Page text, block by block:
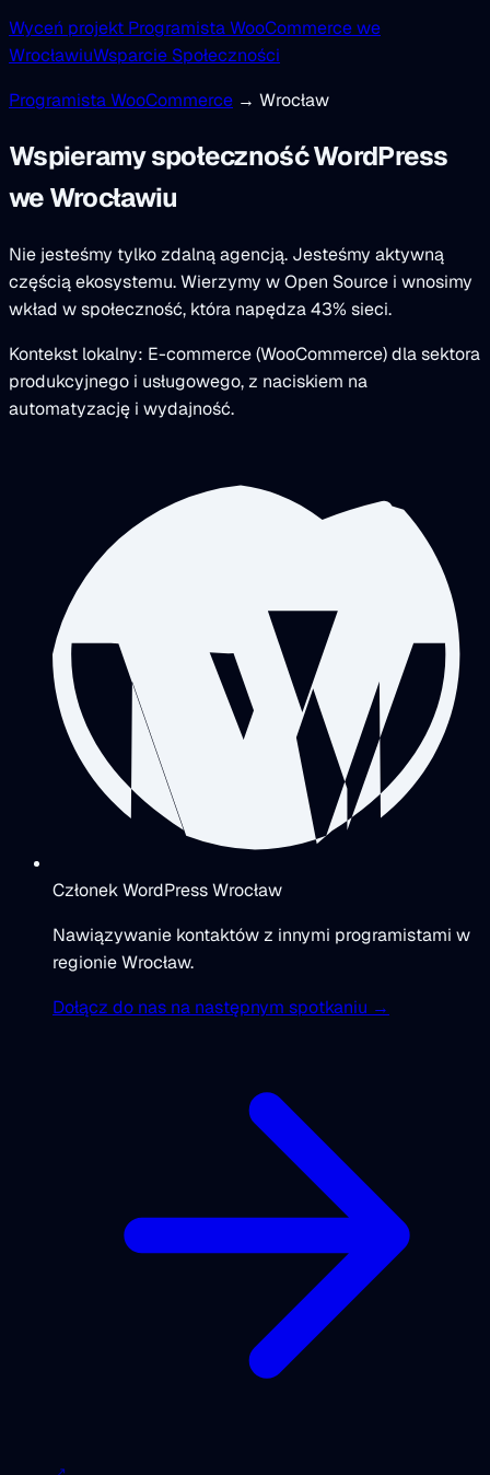
Wyceń projekt Programista WooCommerce we
WrocławiuWsparcie Społeczności
Programista WooCommerce → Wrocław
Wspieramy społeczność WordPress
we Wrocławiu
Nie jesteśmy tylko zdalną agencją. Jesteśmy aktywną
częścią ekosystemu. Wierzymy w Open Source i wnosimy
wkład w społeczność, która napędza 43% sieci.
Kontekst lokalny: E-commerce (WooCommerce) dla sektora
produkcyjnego i usługowego, z naciskiem na
automatyzację i wydajność.
Członek WordPress Wrocław
Nawiązywanie kontaktów z innymi programistami w
regionie Wrocław.
Dołącz do nas na następnym spotkaniu →